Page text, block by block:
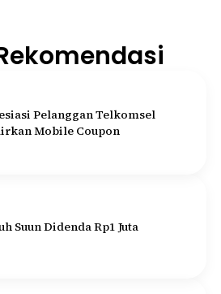
Pelanggan Telkomsel
Mobile Coupon
Suun Didenda Rp1 Juta